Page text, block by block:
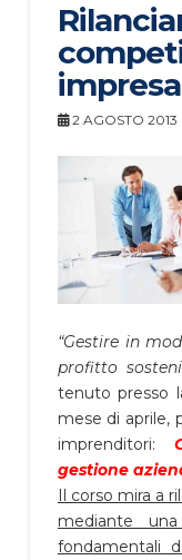
2 AGOSTO 2013
“Gestire in
profitto
tenuto presso
mese di aprile,
imprenditori:
gestione
Il corso mira a
mediante
fondamentali